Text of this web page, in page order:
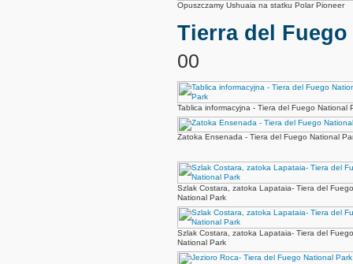
Opuszczamy Ushuaia na statku Polar Pioneer
Tierra del
00
Tablica informacyjna - Tiera del Fuego National
Zatoka Ensenada - Tiera del Fuego National
Szlak Costara, zatoka Lapataia- Tiera del Fuego
National Park
Szlak Costara, zatoka Lapataia- Tiera del Fuego
National Park